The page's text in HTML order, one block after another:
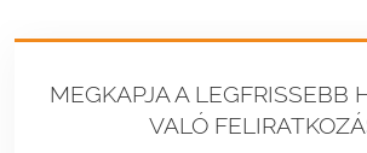
MEGKAPJA A LEGFRISSEBB
VALÓ